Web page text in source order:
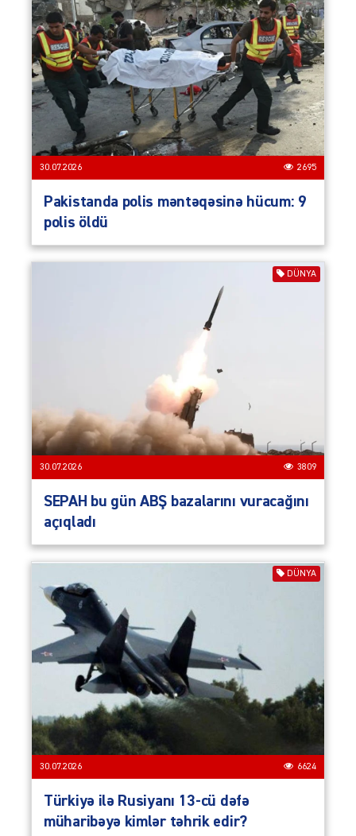
30.07.2026 2695
Pakistanda polis məntəqəsinə hücum: 9
polis öldü
DÜNYA
30.07.2026 3809
SEPAH bu gün ABŞ bazalarını vuracağını
açıqladı
DÜNYA
30.07.2026 6624
Türkiyə ilə Rusiyanı 13-cü dəfə
müharibəyə kimlər təhrik edir?